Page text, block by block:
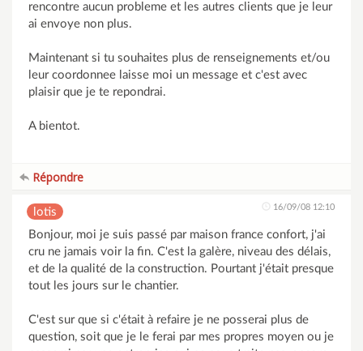
rencontre aucun probleme et les autres clients que je leur
ai envoye non plus.
Maintenant si tu souhaites plus de renseignements et/ou
leur coordonnee laisse moi un message et c'est avec
plaisir que je te repondrai.
A bientot.
Répondre
lotis 16/09/08 12:10
Bonjour, moi je suis passé par maison france confort, j'ai
cru ne jamais voir la fin. C'est la galère, niveau des délais,
et de la qualité de la construction. Pourtant j'était presque
tout les jours sur le chantier.
C'est sur que si c'était à refaire je ne posserai plus de
question, soit que je le ferai par mes propres moyen ou je